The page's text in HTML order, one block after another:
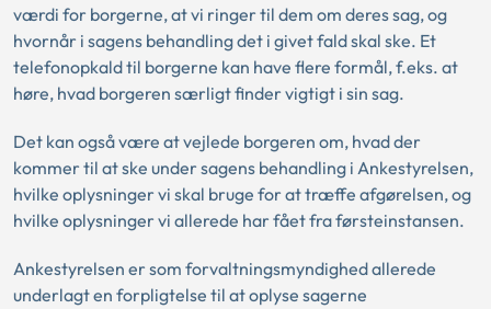
værdi for borgerne, at vi ringer til dem om deres sag, og
hvornår i sagens behandling det i givet fald skal ske. Et
telefonopkald til borgerne kan have flere formål, f.eks. at
høre, hvad borgeren særligt finder vigtigt i sin sag.
Det kan også være at vejlede borgeren om, hvad der
kommer til at ske under sagens behandling i Ankestyrelsen,
hvilke oplysninger vi skal bruge for at træffe afgørelsen, og
hvilke oplysninger vi allerede har fået fra førsteinstansen.
Ankestyrelsen er som forvaltningsmyndighed allerede
underlagt en forpligtelse til at oplyse sagerne